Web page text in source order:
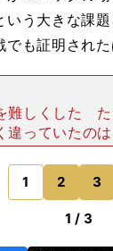
いう大きな課
でも証明された
難しくした
違っていたの
立つ強者の側
なる弱者の側
立場だったが、
1 2 3
1 / 3